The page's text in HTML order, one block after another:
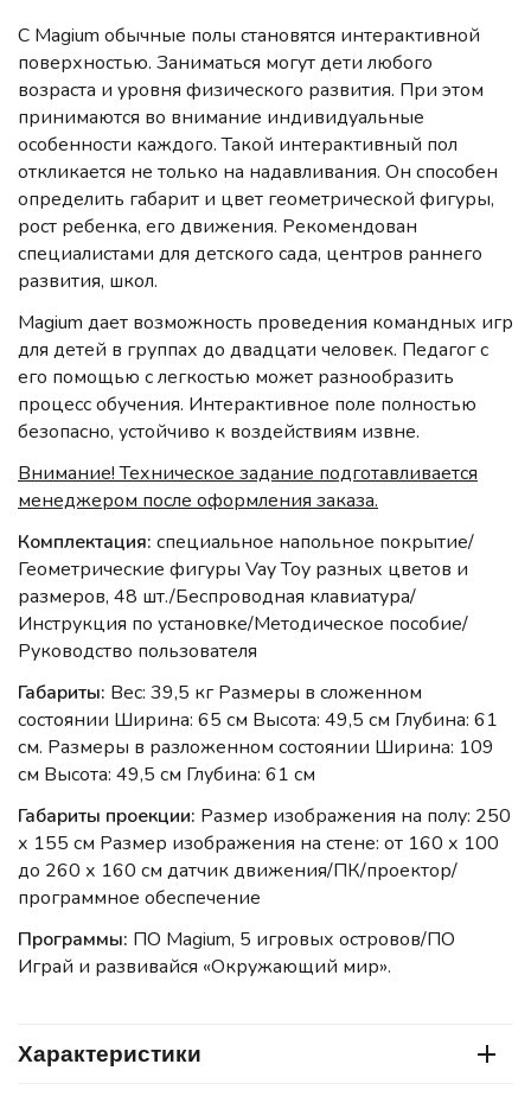
С Magium обычные полы становятся интерактивной
поверхностью. Заниматься могут дети любого
возраста и уровня физического развития. При этом
принимаются во внимание индивидуальные
особенности каждого. Такой интерактивный пол
откликается не только на надавливания. Он способен
определить габарит и цвет геометрической фигуры,
рост ребенка, его движения. Рекомендован
специалистами для детского сада, центров раннего
развития, школ.
Magium дает возможность проведения командных игр
для детей в группах до двадцати человек. Педагог с
его помощью с легкостью может разнообразить
процесс обучения. Интерактивное поле полностью
безопасно, устойчиво к воздействиям извне.
Внимание! Техническое задание подготавливается
менеджером после оформления заказа.
Комплектация: специальное напольное покрытие/
Геометрические фигуры Vay Toy разных цветов и
размеров, 48 шт./Беспроводная клавиатура/
Инструкция по установке/Методическое пособие/
Руководство пользователя
Габариты: Вес: 39,5 кг Размеры в сложенном
состоянии Ширина: 65 см Высота: 49,5 см Глубина: 61
см. Размеры в разложенном состоянии Ширина: 109
см Высота: 49,5 см Глубина: 61 см
Габариты проекции: Размер изображения на полу: 250
х 155 см Размер изображения на стене: от 160 х 100
до 260 х 160 см датчик движения/ПК/проектор/
программное обеспечение
Программы: ПО Magium, 5 игровых островов/ПО
Играй и развивайся «Окружающий мир».
Характеристики